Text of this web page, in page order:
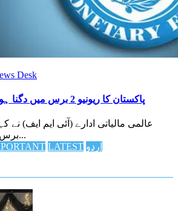
Desk
پاکستان کا ریونیو 2 برس میں دگنا ہو گیا: آئی ایم ایف
برس میں پاکستان کا...
LATEST اردو